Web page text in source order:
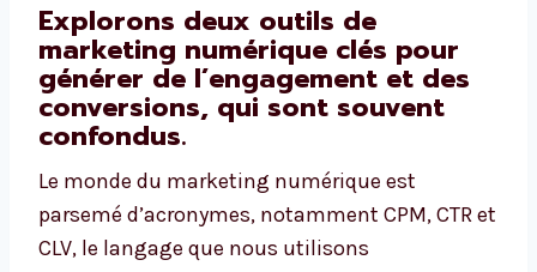
Explorons deux outils de
marketing numérique clés pour
générer de l’engagement et des
conversions, qui sont souvent
confondus.
Le monde du marketing numérique est
parsemé d’acronymes, notamment CPM, CTR et
CLV, le langage que nous utilisons